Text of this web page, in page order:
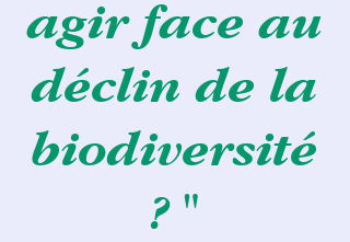
agir face au
déclin de la
biodiversité
? "